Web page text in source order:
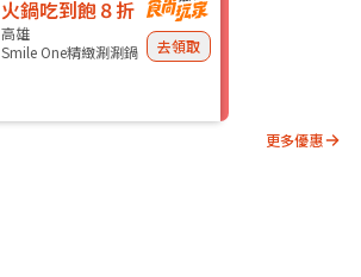
火鍋吃到飽８折
高雄
Smile One精緻涮涮鍋
去領取
更多優惠